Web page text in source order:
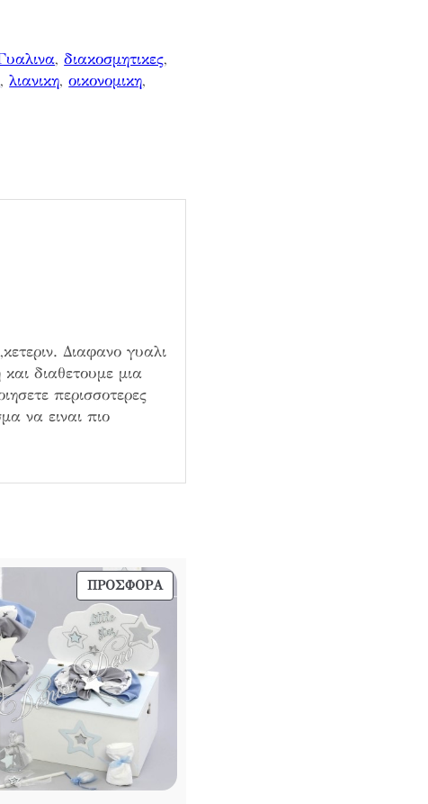
, διακοσμητικες
, λιανικη, οικονομικη
Διαφανο γυαλι
διαθετουμε μια
περισσοτερες
να ειναι πιο
ΠΡΟΣΦΟΡΆΠΡΟΪΌΝ